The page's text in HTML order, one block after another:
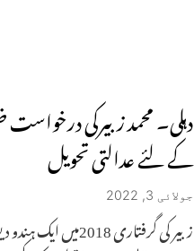
کے لئے عدالتی تحویل
جولائی 3, 2022
زبیر کی گرفتاری